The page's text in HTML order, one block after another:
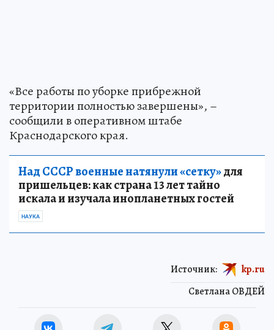
«Все работы по уборке прибрежной
территории полностью завершены», –
сообщили в оперативном штабе
Краснодарского края.
Над СССР военные натянули «сетку»для
пришельцев: как страна 13 лет тайно
искала и изучала инопланетных гостей
НАУКА
Светлана ОВДЕЙ
Источник: kp.ru